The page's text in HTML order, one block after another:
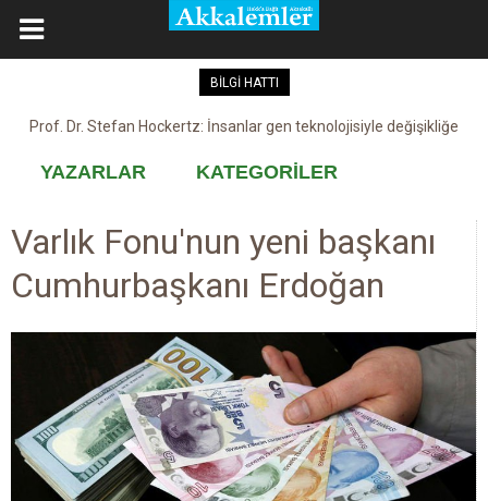
BİLGİ HATTI
Prof. Dr. Stefan Hockertz: İnsanlar gen teknolojisiyle değişikliğe
Kovid-19 aşısı, devşirme ve kobay!
YAZARLAR KATEGORİLER
Varlık Fonu'nun yeni başkanı
Cumhurbaşkanı Erdoğan